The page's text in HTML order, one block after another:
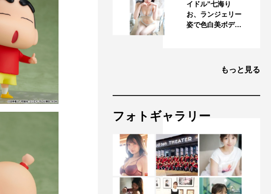
イドル”七海り
お、ランジェリー
姿で色白美ボデ…
もっと見る
フォトギャラリー